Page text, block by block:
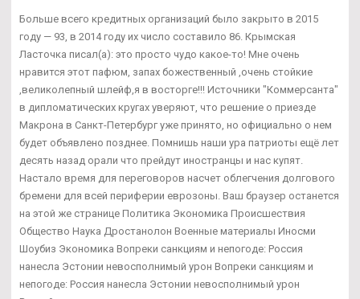
Больше всего кредитных организаций было закрыто в 2015
году — 93, в 2014 году их число составило 86. Крымская
Ласточка писал(а): это просто чудо какое-то! Мне очень
нравится этот пафюм, запах божественный ,очень стойкие
,великолепный шлейф,я в восторге!!! Источники "Коммерсанта"
в дипломатических кругах уверяют, что решение о приезде
Макрона в Санкт-Петербург уже принято, но официально о нем
будет объявлено позднее. Помнишь наши ура патриоты ещё лет
десять назад орали что прейдут иностранцы и нас купят.
Настало время для переговоров насчет облегчения долгового
бремени для всей периферии еврозоны. Ваш браузер останется
на этой же странице Политика Экономика Происшествия
Общество Наука Дростанолон Военные материалы Иносми
Шоубиз Экономика Вопреки санкциям и непогоде: Россия
нанесла Эстонии невосполнимый урон Вопреки санкциям и
непогоде: Россия нанесла Эстонии невосполнимый урон